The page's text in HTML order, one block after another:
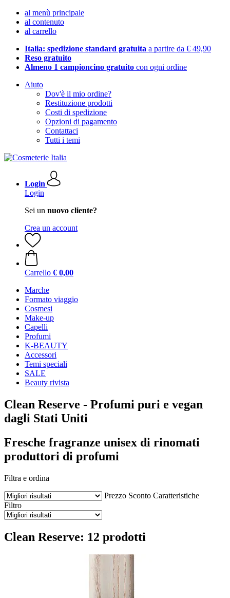
al menù principale
al contenuto
al carrello
Italia: spedizione standard gratuita a partire da € 49,90
Reso gratuito
Almeno 1 campioncino gratuito con ogni ordine
Aiuto
Dov'è il mio ordine?
Restituzione prodotti
Costi di spedizione
Opzioni di pagamento
Contattaci
Tutti i temi
Login
Login
Sei un nuovo cliente?
Crea un account
Carrello € 0,00
Marche
Formato viaggio
Cosmesi
Make-up
Capelli
Profumi
K-BEAUTY
Accessori
Temi speciali
SALE
Beauty rivista
Clean Reserve - Profumi puri e vegan
dagli Stati Uniti
Fresche fragranze unisex di rinomati
produttori di profumi
Filtra e ordina
Prezzo Sconto Caratteristiche
Filtro
Clean Reserve: 12 prodotti